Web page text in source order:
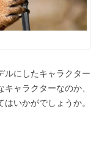
ルにしたキャラクター
ャラクターなのか、
いかがでしょうか。